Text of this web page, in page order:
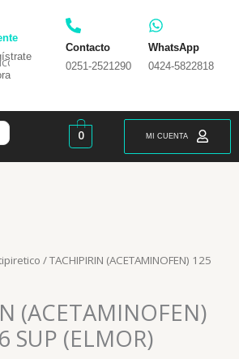
Contacto
0251-2521290
WhatsApp
0424-5822818
0 MI CUENTA
/ TACHIPIRIN (ACETAMINOFEN) 125
(ACETAMINOFEN)
SUP (ELMOR)